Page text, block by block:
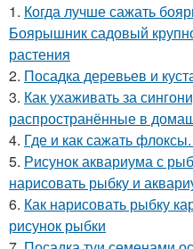
1. Когда лучше сажать
Боярышник садовый
растения
2. Посадка деревьев и
3. Как ухаживать за
распространённые в
4. Где и как сажать
5. Рисунок аквариума с
нарисовать рыбку и
6. Как нарисовать рыбку
рисунок рыбки